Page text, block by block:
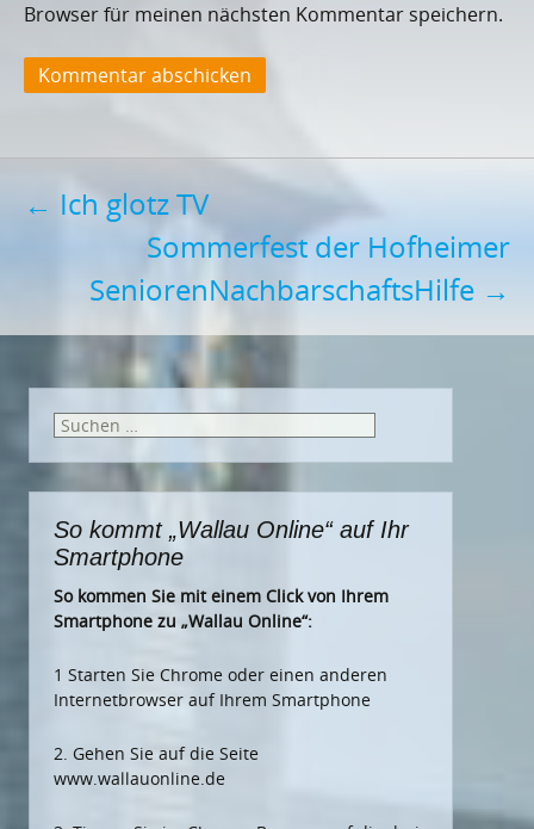
Browser für meinen nächsten Kommentar speichern.
Post
navigation
← Ich glotz TV
Sommerfest der Hofheimer
SeniorenNachbarschaftsHilfe →
Suchen
So kommt „Wallau Online“ auf Ihr
Smartphone
So kommen Sie mit einem Click von Ihrem
Smartphone zu „Wallau Online“:
1 Starten Sie Chrome oder einen anderen
Internetbrowser auf Ihrem Smartphone
2. Gehen Sie auf die Seite
www.wallauonline.de